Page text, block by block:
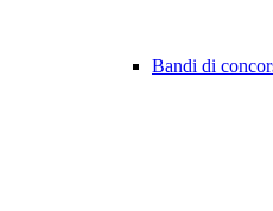
Bandi di